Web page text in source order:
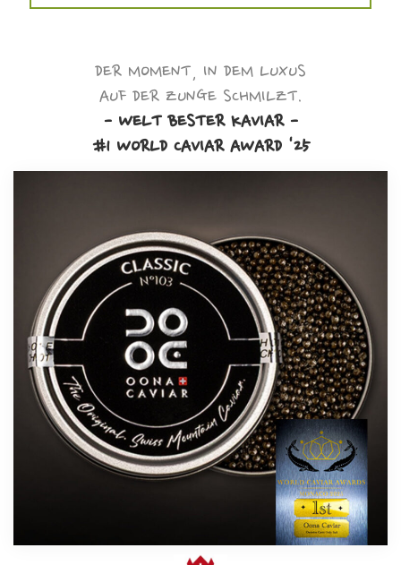
DER MOMENT, IN DEM LUXUS
AUF DER ZUNGE SCHMILZT.
- WELT BESTER KAVIAR -
#1 WORLD CAVIAR AWARD '25